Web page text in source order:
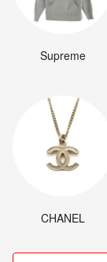
Supreme
CHANEL